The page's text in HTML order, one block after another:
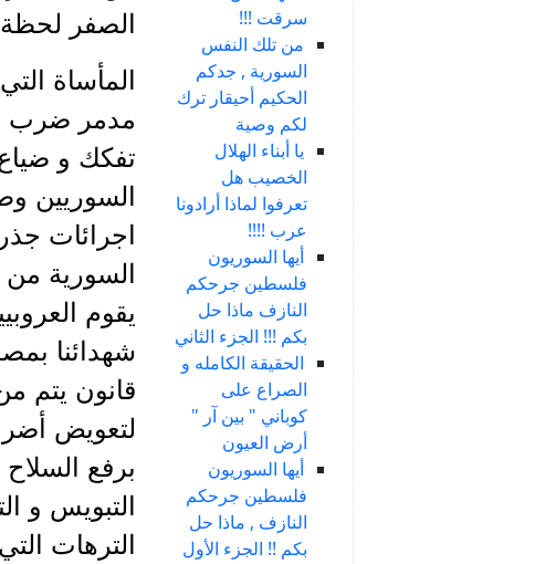
سرقت !!!
من تلك النفس
السورية , جدكم
الحكيم أحيقار ترك
لكم وصية
يا أبناء الهلال
الخصيب هل
تعرفوا لماذا أرادونا
عرب !!!!
أيها السوريون
فلسطين جرحكم
النازف ماذا حل
بكم !!! الجزء الثاني
الحقيقة الكامله و
الصراع على
كوباني " بين آر "
أرض العيون
أيها السوريون
فلسطين جرحكم
النازف , ماذا حل
بكم !! الجزء الأول
الصفر
المأساة
مدمر ضرب
تفكك و
السوريين
اجرائات
السورية
يقوم
شهدائنا
قانون يتم
لتعويض
برفع
التبويس و
الترهات